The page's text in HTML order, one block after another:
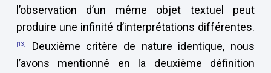
l’observation d’un même objet textuel peut
produire une infinité d’interprétations différentes.
[13]
Deuxième critère de nature identique, nous
l’avons mentionné en la deuxième définition